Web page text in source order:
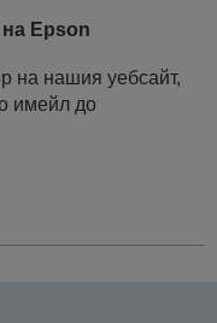
Epson
на нашия уебсайт,
имейл до